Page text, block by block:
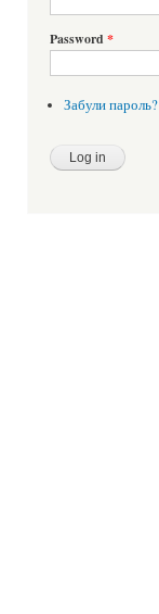
Password *
Забули пароль?